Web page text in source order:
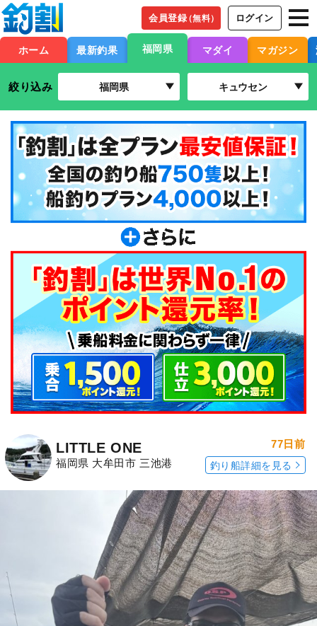
会員登録（無料） ログイン
ホーム 最新釣果 福岡県 マダイ マガジン
絞り込み 福岡県 キュウセン
LITTLE ONE
福岡県 大牟田市 三池港
77日前
釣り船詳細を見る